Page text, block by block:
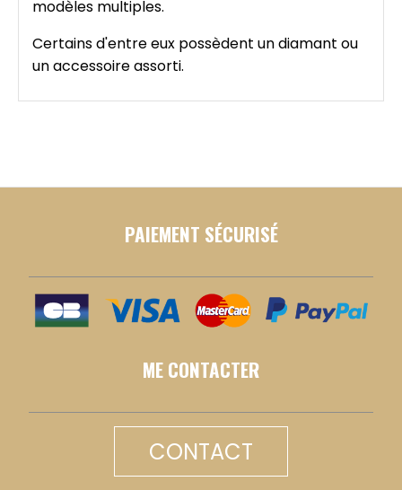
modèles multiples.
Certains d'entre eux possèdent un diamant ou
un accessoire assorti.
PAIEMENT SÉCURISÉ
ME CONTACTER
CONTACT